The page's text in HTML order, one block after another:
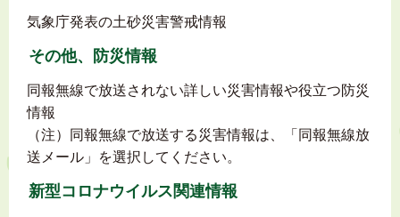
気象庁発表の土砂災害警戒情報
その他、防災情報
同報無線で放送されない詳しい災害情報や役立つ防災
情報
（注）同報無線で放送する災害情報は、「同報無線放
送メール」を選択してください。
新型コロナウイルス関連情報